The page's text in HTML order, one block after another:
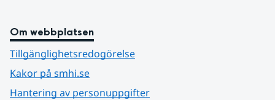
Om webbplatsen
Tillgänglighetsredogörelse
Kakor på smhi.se
Hantering av personuppgifter